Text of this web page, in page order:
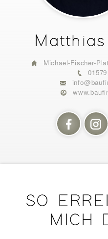
Michael-Fischer-
SO
MICH